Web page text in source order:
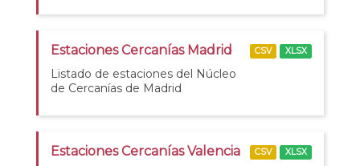
Estaciones Cercanías Madrid
Listado de estaciones del Núcleo
de Cercanías de Madrid
CSV XLSX
Estaciones Cercanías Valencia CSV XLSX